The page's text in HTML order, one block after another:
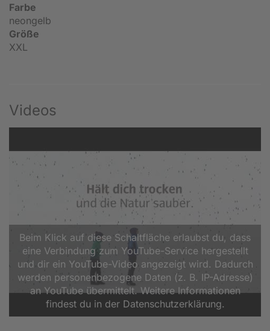
Farbe
neongelb
Größe
XXL
Videos
Beim Klick auf diese Schaltfläche erlaubst du, dass
eine Verbindung zum YouTube-Service hergestellt
und dir ein YouTube-Video angezeigt wird. Dadurch
werden personenbezogene Daten (z. B. IP-Adresse)
an YouTube übermittelt. Weitere Informationen
findest du in der Datenschutzerklärung.